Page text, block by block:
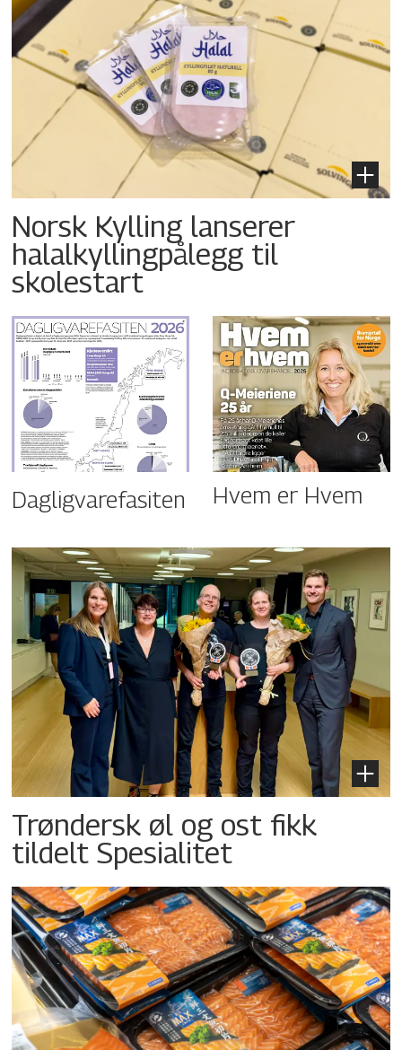
Norsk Kylling lanserer
halalkyllingpålegg til
skolestart
Dagligvarefasiten Hvem er Hvem
Trøndersk øl og ost fikk
tildelt Spesialitet